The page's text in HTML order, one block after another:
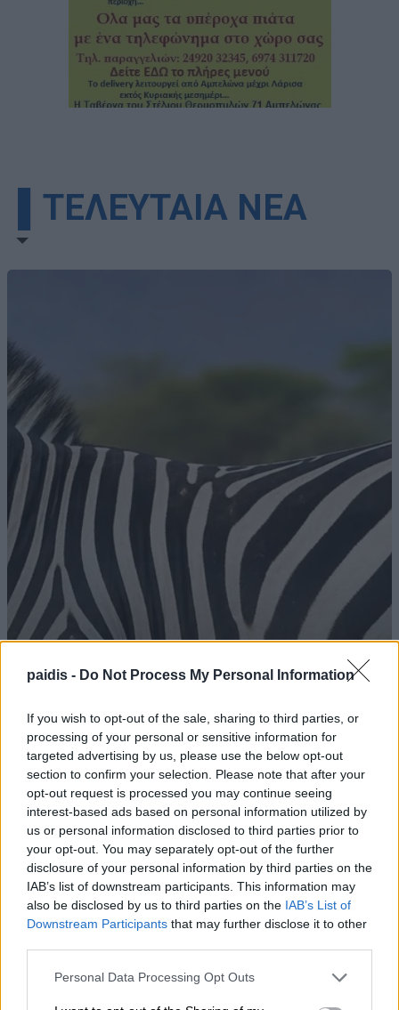
paidis - Do Not Process My Personal Information
If you wish to opt-out of the sale, sharing to third parties, or
processing of your personal or sensitive information for
targeted advertising by us, please use the below opt-out
section to confirm your selection. Please note that after your
opt-out request is processed you may continue seeing
interest-based ads based on personal information utilized by
us or personal information disclosed to third parties prior to
your opt-out. You may separately opt-out of the further
disclosure of your personal information by third parties on the
IAB’s list of downstream participants. This information may
also be disclosed by us to third parties on the IAB’s List of
Downstream Participants that may further disclose it to other
Personal Data Processing Opt Outs
▌ΤΕΛΕΥΤΑΙΑ ΝΕΑ
Τι σχέση έχουν μια αγελάδα, μια
ζέβρα και μια μύγα; Το παράξενο
πείραμα που έδωσε την απάντηση